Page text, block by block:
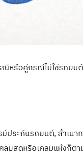
หรือคู่กรณีไม่ใช่รถย
ประกันรถยนต์, สำเน
ลมสดหรือเคลมแห้งก็ตา